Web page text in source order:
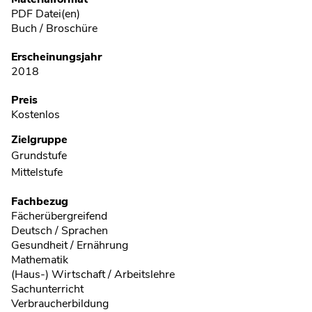
PDF Datei(en)
Buch / Broschüre
Erscheinungsjahr
2018
Preis
Kostenlos
Zielgruppe
Grundstufe
Mittelstufe
Fachbezug
Fächerübergreifend
Deutsch / Sprachen
Gesundheit / Ernährung
Mathematik
(Haus-) Wirtschaft / Arbeitslehre
Sachunterricht
Verbraucherbildung